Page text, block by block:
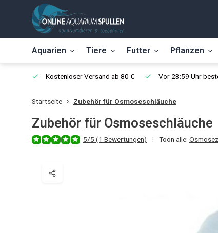
Aquarien Tiere Futter Pflanzen
Kostenloser Versand ab 80 € Vor 23:59 Uhr
Startseite Zubehör für Osmoseschläuche
Zubehör für Osmoseschläuche
5/5 (1 Bewertungen) Toon alle: